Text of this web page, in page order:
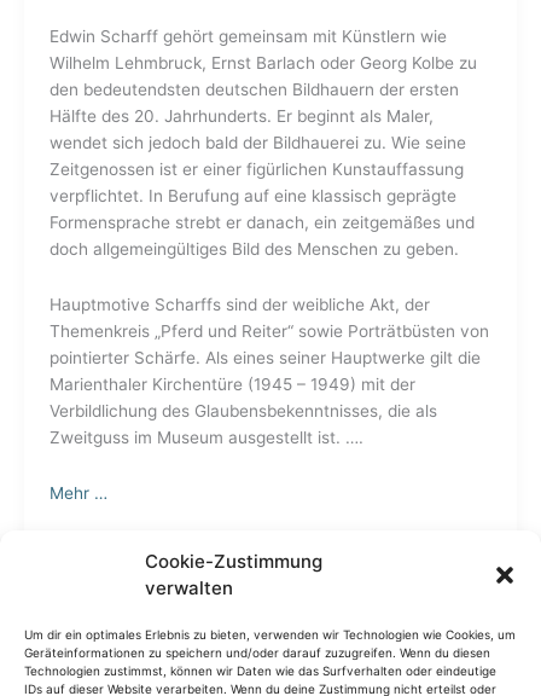
Cookie-Zustimmung
verwalten
Um dir ein optimales Erlebnis zu bieten, verwenden wir Technologien wie Cookies, um
Geräteinformationen zu speichern und/oder darauf zuzugreifen. Wenn du diesen
Technologien zustimmst, können wir Daten wie das Surfverhalten oder eindeutige
IDs auf dieser Website verarbeiten. Wenn du deine Zustimmung nicht erteilst oder
Edwin Scharff gehört gemeinsam mit Künstlern wie
Wilhelm Lehmbruck, Ernst Barlach oder Georg Kolbe zu
den bedeutendsten deutschen Bildhauern der ersten
Hälfte des 20. Jahrhunderts. Er beginnt als Maler,
wendet sich jedoch bald der Bildhauerei zu. Wie seine
Zeitgenossen ist er einer figürlichen Kunstauffassung
verpflichtet. In Berufung auf eine klassisch geprägte
Formensprache strebt er danach, ein zeitgemäßes und
doch allgemeingültiges Bild des Menschen zu geben.
Hauptmotive Scharffs sind der weibliche Akt, der
Themenkreis „Pferd und Reiter“ sowie Porträtbüsten von
pointierter Schärfe. Als eines seiner Hauptwerke gilt die
Marienthaler Kirchentüre (1945 – 1949) mit der
Verbildlichung des Glaubensbekenntnisses, die als
Zweitguss im Museum ausgestellt ist. ….
Mehr …
Petrusplatz 4
89231 Neu-Ulm